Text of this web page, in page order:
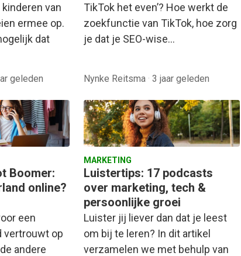
van
ermee op.
dat
geleden
TikTok het even’? Hoe werkt de
zoekfunctie van TikTok, hoe zorg
je dat je SEO-wise…
Nynke Reitsma · 3 jaar geleden
Boomer:
online?
een
vertrouwt op
andere
MARKETING
Luistertips: 17 podcasts
over marketing, tech &
persoonlijke groei
Luister jij liever dan dat je leest
om bij te leren? In dit artikel
verzamelen we met behulp van